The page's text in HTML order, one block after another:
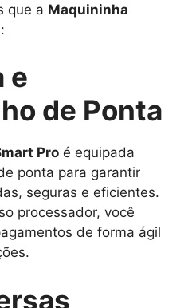
que a Maquininha
e
de Ponta
Pro é equipada
ponta para garantir
seguras e eficientes.
processador, você
de forma ágil